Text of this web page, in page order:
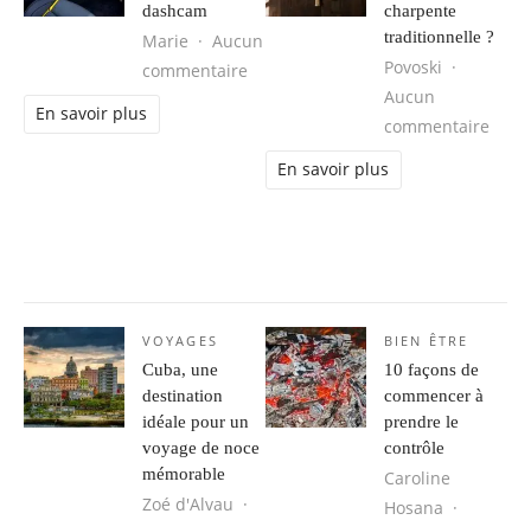
dashcam
Marie
Aucun
commentaire sur Juridique d’écoute d’une
En savoir plus
charpente
traditionnelle ?
Povoski
Aucun
commentaire
En savoir plus
VOYAGES
Cuba, une
destination
idéale pour un
voyage de noce
mémorable
Zoé d'Alvau
BIEN ÊTRE
10 façons de
commencer à
prendre le
contrôle
Caroline
Hosana